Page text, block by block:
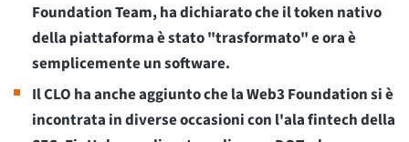
Foundation Team, ha dichiarato che il token nativo
della piattaforma è stato "trasformato" e ora è
semplicemente un software.
Il CLO ha anche aggiunto che la Web3 Foundation si è
incontrata in diverse occasioni con l'ala fintech della